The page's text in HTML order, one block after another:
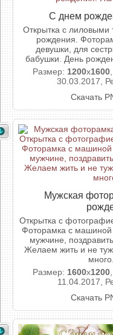
С днем
Открытка с
рождения.
девушки, для
бабушки. День
Размер: 1200x1600
30.03.2017,
Скачать
Мужская
Открытка с
Фоторамка с
мужчине,
Желаем жить и не
Размер: 1600x1200
11.04.2017,
Скачать